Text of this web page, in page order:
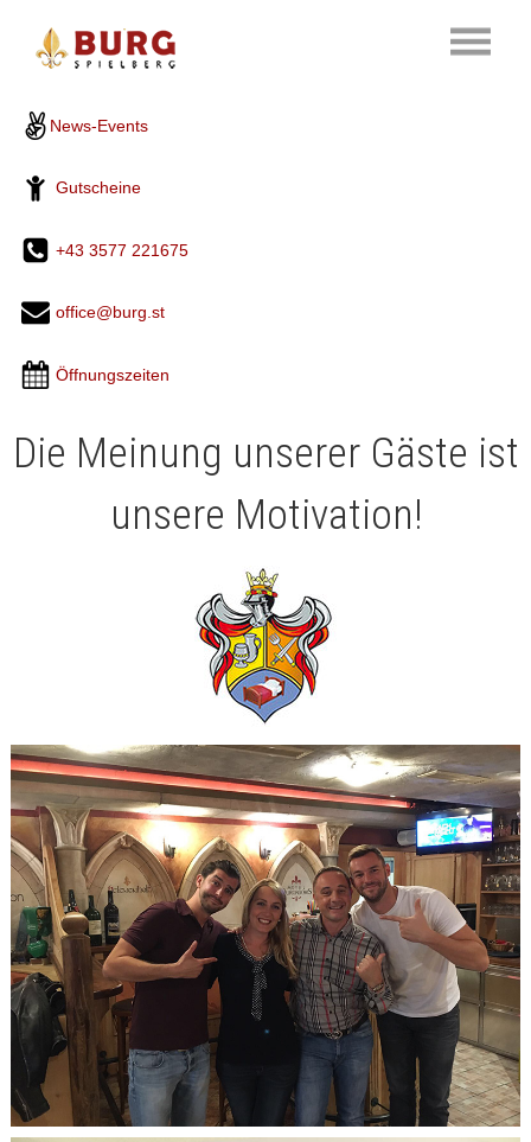
News-Events
Gutscheine
+43 3577 221675
office@burg.st
Öffnungszeiten
Die Meinung unserer Gäste ist
unsere Motivation!